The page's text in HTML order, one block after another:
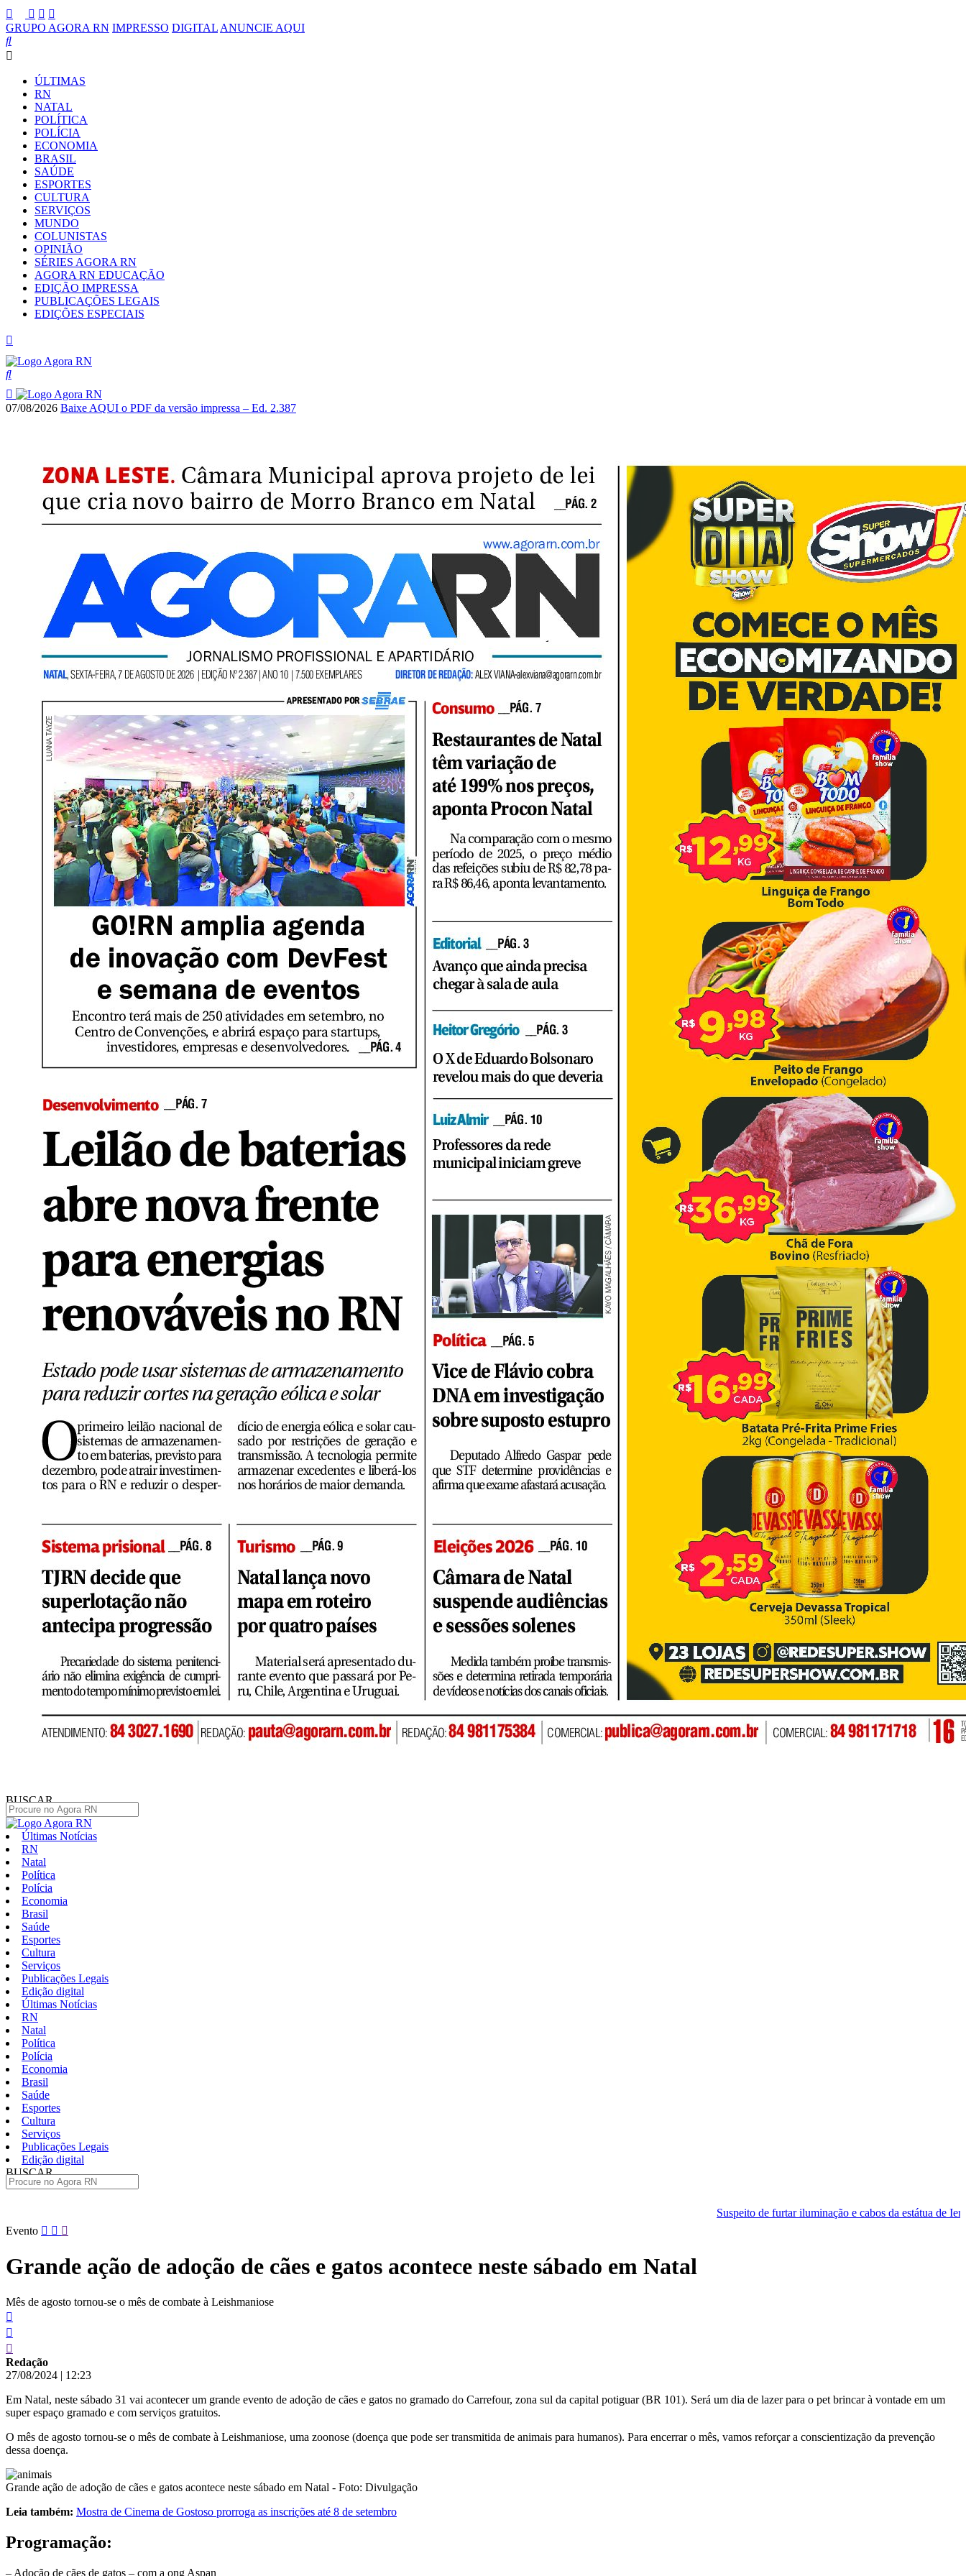
GRUPO AGORA RN IMPRESSO DIGITAL ANUNCIE AQUI
ÚLTIMAS
RN
NATAL
POLÍTICA
POLÍCIA
ECONOMIA
BRASIL
SAÚDE
ESPORTES
CULTURA
SERVIÇOS
MUNDO
COLUNISTAS
OPINIÃO
SÉRIES AGORA RN
AGORA RN EDUCAÇÃO
EDIÇÃO IMPRESSA
PUBLICAÇÕES LEGAIS
EDIÇÕES ESPECIAIS
07/08/2026 Baixe AQUI o PDF da versão impressa – Ed. 2.387
BUSCAR
Últimas Notícias
RN
Natal
Política
Polícia
Economia
Brasil
Saúde
Esportes
Cultura
Serviços
Publicações Legais
Edição digital
Últimas Notícias
RN
Natal
Política
Polícia
Economia
Brasil
Saúde
Esportes
Cultura
Serviços
Publicações Legais
Edição digital
BUSCAR
Suspeito de furtar iluminação e cabos da estátua de Iemanjá é
Pular
conteúdo
Evento
Grande ação de adoção de cães e gatos acontece neste sábado em Natal
Mês de agosto tornou-se o mês de combate à Leishmaniose
Redação
27/08/2024 | 12:23
Em Natal, neste sábado 31 vai acontecer um grande evento de adoção de cães e gatos no gramado do Carrefour, zona sul da capital potiguar (BR 101). Será um dia de lazer para o pet brincar à vontade em um
super espaço gramado e com serviços gratuitos.
O mês de agosto tornou-se o mês de combate à Leishmaniose, uma zoonose (doença que pode ser transmitida de animais para humanos). Para encerrar o mês, vamos reforçar a conscientização da prevenção
dessa doença.
Grande ação de adoção de cães e gatos acontece neste sábado em Natal - Foto: Divulgação
Leia também: Mostra de Cinema de Gostoso prorroga as inscrições até 8 de setembro
Programação:
– Adoção de cães de gatos – com a ong Aspan